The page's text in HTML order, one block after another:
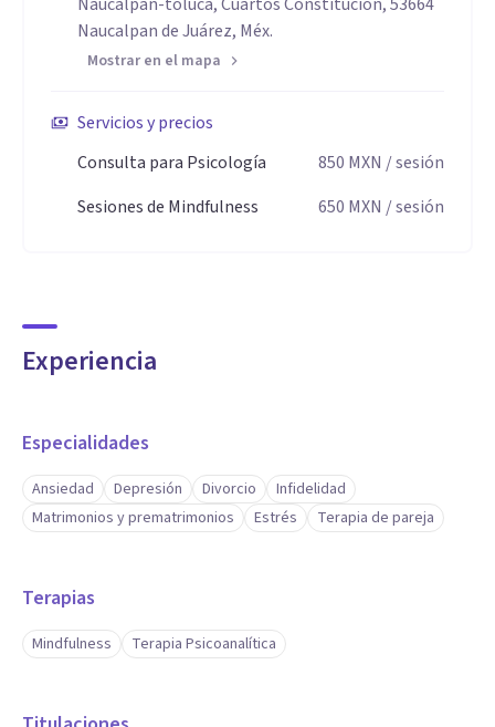
Naucalpan de Juárez, Méx.
Mostrar en el mapa
Servicios y precios
Consulta para Psicología
850 MXN / sesión
Sesiones de Mindfulness
650 MXN / sesión
Experiencia
Especialidades
Ansiedad Depresión Divorcio
Infidelidad
Matrimonios y prematrimonios
Estrés Terapia de pareja
Terapias
Mindfulness Terapia Psicoanalítica